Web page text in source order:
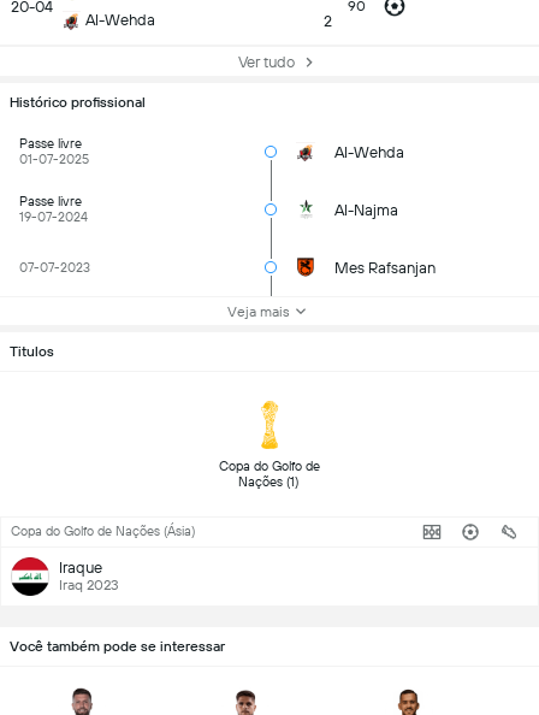
20-04
Al-Wehda
2
90
Ver tudo
Histórico profissional
Passe livre
01-07-2025
Al-Wehda
Passe livre
19-07-2024
Al-Najma
07-07-2023 Mes Rafsanjan
Veja mais
Titulos
Copa do Golfo de
Nações (1)
Copa do Golfo de Nações (Ásia)
Iraque
Iraq 2023
Você também pode se interessar